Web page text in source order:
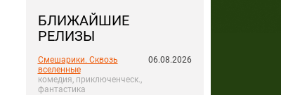
БЛИЖАЙШИЕ
РЕЛИЗЫ
Смешарики. Сквозь
вселенные
комедия, приключенческ.,
фантастика
06.08.2026